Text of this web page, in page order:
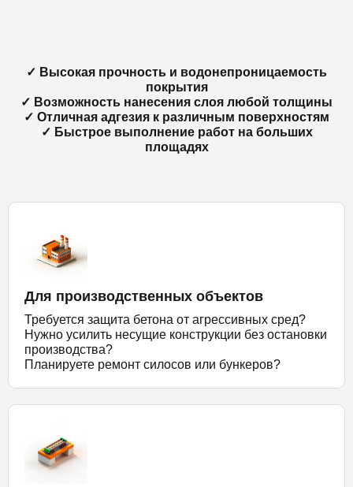
✓ Высокая прочность и водонепроницаемость
покрытия
✓ Возможность нанесения слоя любой толщины
✓ Отличная адгезия к различным поверхностям
✓ Быстрое выполнение работ на больших
площадях
Для производственных объектов
Требуется защита бетона от агрессивных сред?
Нужно усилить несущие конструкции без остановки
производства?
Планируете ремонт силосов или бункеров?